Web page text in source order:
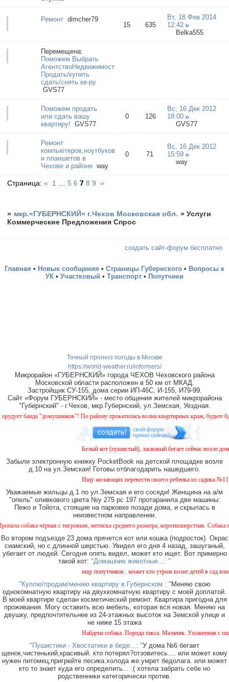
Ремонт dimcher79
15 635
Вт, 18 Фев 2014
12:42
Belka555
Перемещена:
Поможем Выбрать
АгентствоНедвижимости
Продать/купить
сдать/снять кв-ру
GVS77
Поможем продать
или сдать вашу
квартиру! GVS77
0 126
Вс, 16 Дек 2012
18:00
GVS77
Ремонт
компьютеров,ноутбуков,нетбуков
и планшетов в
Чехове и районе way
0 71
Вс, 16 Дек 2012
15:59
way
Страница:« 1 5 6 7 8 9 »
» мкр.«ГУБЕРНСКИЙ» г.Чехов Московская обл. »Услуги
Коммерческие Предложения Спрос
создать сайт-форум бесплатно
Главная • Новые сообщения • Страницы Губернского • Вопросы к
УК • Участковый • Транспорт • Попутчики
Точный прогноз погоды в Москве
https://world-weather.ru/informers/
Микрорайон «ГУБЕРНСКИЙ» города ЧЕХОВ Чеховского района
Московской области расположен в 50 км от МКАД.
Застройщик СУ-155, дома серии ИП-46С, И-155, И79-99.
Сайт «Форум ГУБЕРНСКИЙ» - место общения жителей микрорайона
"Губернский" - г.Чехов, мкр.Губернский, ул.Земская, Уездная.
банда "домушников"! По району прокатилась волна квартирных краж, будьте
Белый кот (пушистый), ласковый бегает сейчас возле
Забыли электронную книжку PocketBook на детской площадке возле
д.10 на ул.Земская! Готовы отблагодарить нашедшего.
Ищу желающих перевести своего ребенка из садика №11
Уважаемые жильцы д.1 по ул.Земская и его соседи! Женщина на а/м
"опель" оливкового цвета №у 275 рс 197 протаранила две машины:
Пежо и Тойота, стоящие на парковке позади дома, и скрылась в
неизвестном направлении.
чёрная с тигровым, метиска среднего размера, короткошерстная. Собака
Во втором подъезде 23 дома прячется кот или кошка (подросток). Окрас
сиамский, но с длинной шерстью. Увидел его дня 4 назад, зашуганый,
убегает от людей. Сегодня опять видел, может кто ищет. Вот примерно
такой кот: "Домашние животные...: "
ищу попутчиков . может кто утром возит детей в сад или
"Куплю/продам/меняю квартиру в Губернском.: "Меняю свою
однокомнатную квартиру на двухкомнатную квартиру с моей доплатой.
В моей квартире сделан косметический ремонт. Квартира пригодна для
проживания. Могу оставить всю мебель, которая вся новая. Меняю на
двушку, предпочтительнее из 24-этажных высоток на Земской улице и
не ниже 15 этажа
Найдена собака. Порода такса. Мальчик. Ухоженная с
"Пушистики - Хвостатики в беде...: "У дома №6 бегает
щенок,чистенький,красивый. кто потерял?отзовитесь.... или может кому
нужен питомец,пригрейте песика.холода же.умрет бедолага. или может
кто то знает куда его определить... :( хотела забрать себе но
родственники категорически против.